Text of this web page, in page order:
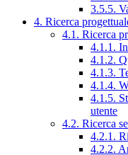
3.5.5.
4. Ricerca
4.1. Ricerca
4.1.1.
4.1.2.
4.1.3.
4.1.4.
4.1.5.
utente
4.2. Ricerca
4.2.1.
4.2.2.